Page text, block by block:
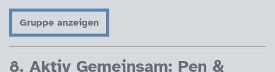
Gruppe anzeigen
8. Aktiv Gemeinsam: Pen &